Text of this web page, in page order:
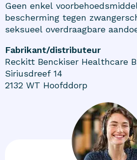
Geen enkel
bescherming tegen
seksueel overdraagbare
Fabrikant/distributeur
Reckitt Benckiser Healthcare
Siriusdreef 14
2132 WT Hoofddorp